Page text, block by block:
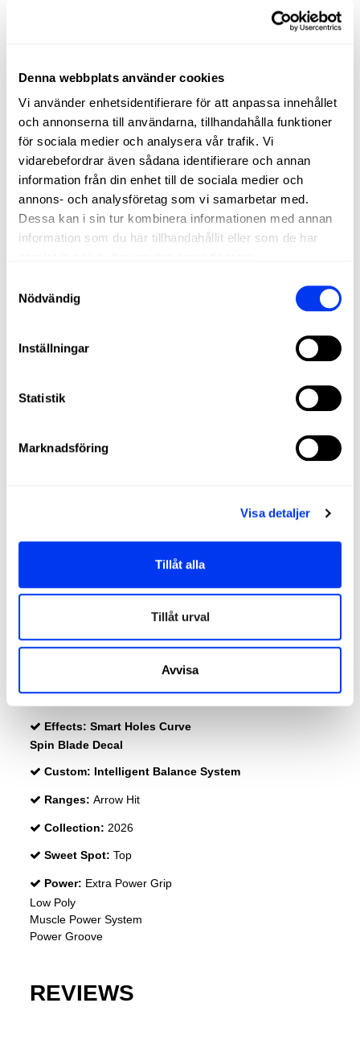
Denna webbplats använder cookies
Vi använder enhetsidentifierare för att anpassa innehållet
och annonserna till användarna, tillhandahålla funktioner
för sociala medier och analysera vår trafik. Vi
vidarebefordrar även sådana identifierare och annan
information från din enhet till de sociala medier och
annons- och analysföretag som vi samarbetar med.
Dessa kan i sin tur kombinera informationen med annan
information som du har tillhandahållit eller som de har
Nödvändig
Inställningar
Statistik
Marknadsföring
Visa detaljer
Tillåt alla
Tillåt urval
Avvisa
SEE THE RACKET IN ACTION
Head Heavy
Weight: 360-375 Gr
Rubber: Eva Soft Performance
Durability : Structural Reinforcement
Effects: Smart Holes Curve
Spin Blade Decal
Custom: Intelligent Balance System
Ranges: Arrow Hit
Collection: 2026
Sweet Spot: Top
Power: Extra Power Grip
Low Poly
Muscle Power System
Power Groove
REVIEWS